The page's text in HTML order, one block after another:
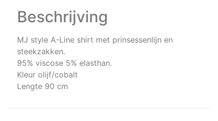
Beschrijving
MJ style A-Line shirt met prinsessenlijn en
steekzakken.
95% viscose 5% elasthan.
Kleur olijf/cobalt
Lengte 90 cm